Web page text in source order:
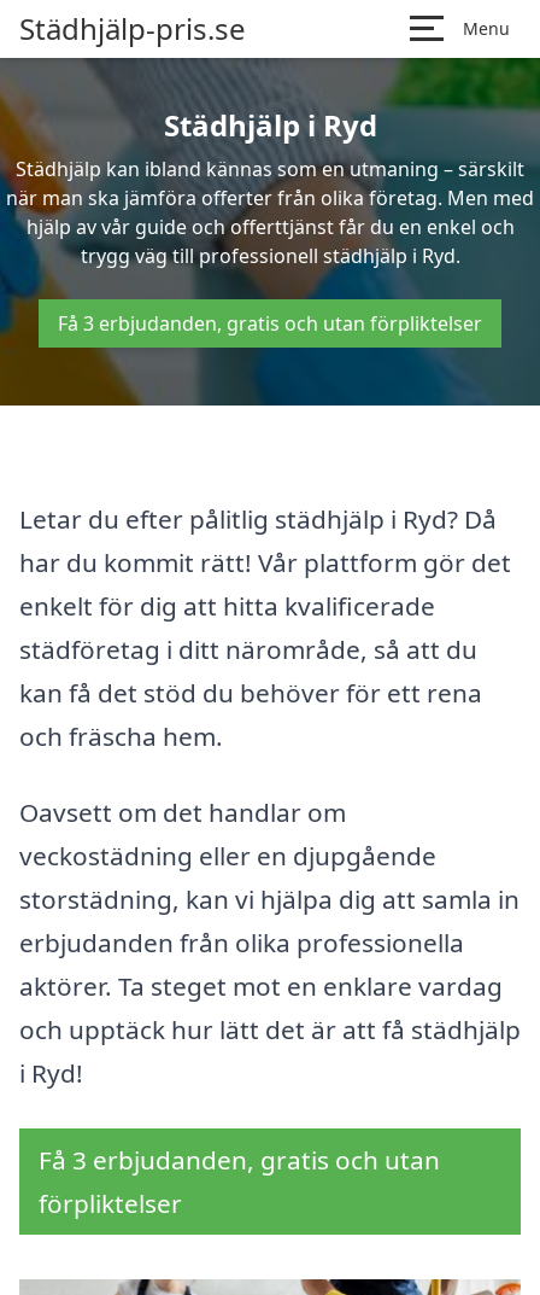
Städhjälp-pris.se Menu
Städhjälp i Ryd
Städhjälp kan ibland kännas som en utmaning – särskilt
när man ska jämföra offerter från olika företag. Men med
hjälp av vår guide och offerttjänst får du en enkel och
trygg väg till professionell städhjälp i Ryd.
Få 3 erbjudanden, gratis och utan förpliktelser
Letar du efter pålitlig städhjälp i Ryd? Då
har du kommit rätt! Vår plattform gör det
enkelt för dig att hitta kvalificerade
städföretag i ditt närområde, så att du
kan få det stöd du behöver för ett rena
och fräscha hem.
Oavsett om det handlar om
veckostädning eller en djupgående
storstädning, kan vi hjälpa dig att samla in
erbjudanden från olika professionella
aktörer. Ta steget mot en enklare vardag
och upptäck hur lätt det är att få städhjälp
i Ryd!
Få 3 erbjudanden, gratis och utan
förpliktelser